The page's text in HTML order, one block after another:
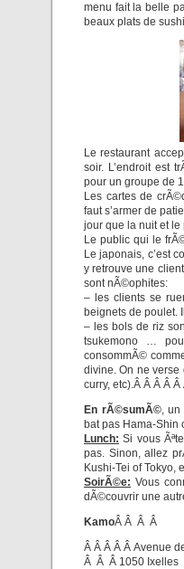
menu fait la belle
beaux plats de
Le restaurant
soir. L’endroit est
pour un groupe de
Les cartes de
faut s’armer de
jour que la nuit et
Le public qui le
Le japonais, c’est
y retrouve une
sont nÃ©ophites:
– les clients se
beignets de poulet.
– les bols de riz
tsukemono …
consommÃ©
divine. On ne verse
curry, etc).Â Â Â Â
En rÃ©sumÃ©, un
bat pas Hama-Shin
Lunch: Si vous
pas. Sinon, allez
Kushi-Tei of Tokyo,
SoirÃ©e: Vous
dÃ©couvrir une
KamoÂ Â Â Â
Â Â Â Â Â Avenue
Â Â Â 1050 Ixelles